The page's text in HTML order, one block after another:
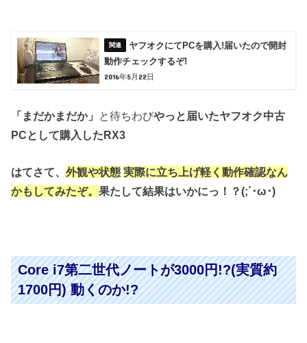
ヤフオクにてPCを購入!届いたので開封
動作チェックするぞ!
2016年5月22日
「まだかまだか」 と待ちわびやっと届いたヤフオク中古
PCとして購入したRX3
はてさて、外観や状態 実際に立ち上げ軽く動作確認なん
かもしてみたぞ。果たして結果はいかにっ！？(;´･ω･)
Core i7第二世代ノートが3000円!?(実質約
1700円) 動くのか!?